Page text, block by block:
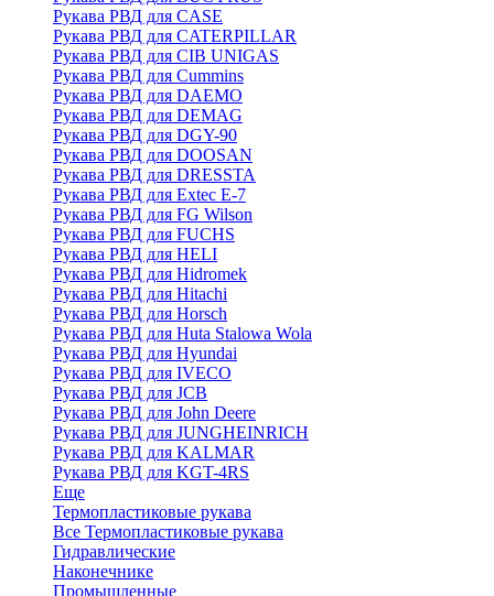
Рукава РВД для CASE
Рукава РВД для CATERPILLAR
Рукава РВД для CIB UNIGAS
Рукава РВД для Cummins
Рукава РВД для DAEMO
Рукава РВД для DEMAG
Рукава РВД для DGY-90
Рукава РВД для DOOSAN
Рукава РВД для DRESSTA
Рукава РВД для Extec E-7
Рукава РВД для FG Wilson
Рукава РВД для FUCHS
Рукава РВД для HELI
Рукава РВД для Hidromek
Рукава РВД для Hitachi
Рукава РВД для Horsch
Рукава РВД для Huta Stalowa Wola
Рукава РВД для Hyundai
Рукава РВД для IVECO
Рукава РВД для JCB
Рукава РВД для John Deere
Рукава РВД для JUNGHEINRICH
Рукава РВД для KALMAR
Рукава РВД для KGT-4RS
Еще
Термопластиковые рукава
Все Термопластиковые рукава
Гидравлические
Наконечнике
Промышленные